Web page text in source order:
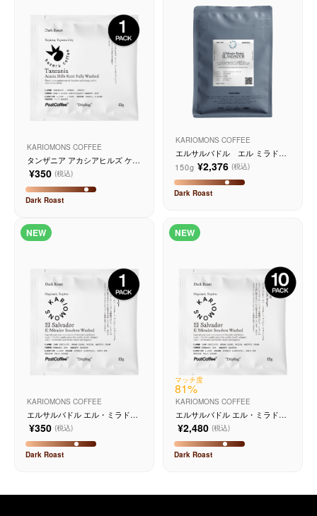
お知らせ
よくある質問
店舗情報
KARIOMONS COFFEE
タンザニア アカシアヒルズ ケン
ト フリーウォッシュド
¥350 (税込)
Dark Roast
KARIOMONS COFFEE
エルサルバドル エル ミラドー
ル ウォッシュド
150g ¥2,376 (税込)
Dark Roast
NEW
KARIOMONS COFFEE
エルサルバドル エル・ミラドー
ル ブルボン ウォッシュド
¥350 (税込)
Dark Roast
NEW
マッチ度
81%
KARIOMONS COFFEE
エルサルバドル エル・ミラドー
ル ブルボン ウォッシュド 10個
入り
¥2,480 (税込)
Dark Roast